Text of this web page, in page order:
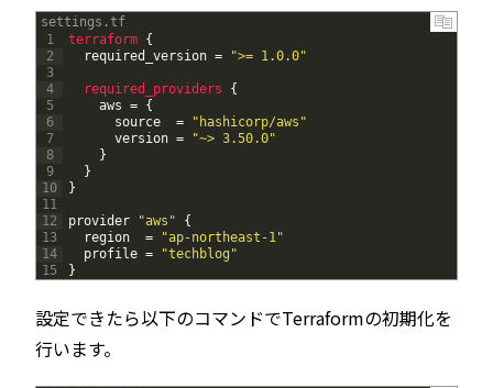
settings.tf
1
2
3
4
5
6
7
8
9
10
11
12
13
14
15
terraform {
required_version = ">= 1.0.0"
required_providers
{
aws = {
source
=
"hashicorp/aws"
version =
"~> 3.50.0"
}
}
}
provider "aws"
{
region
=
"ap-northeast-1"
profile =
"techblog"
}
設定できたら以下のコマンドでTerraformの初期化を
行います。